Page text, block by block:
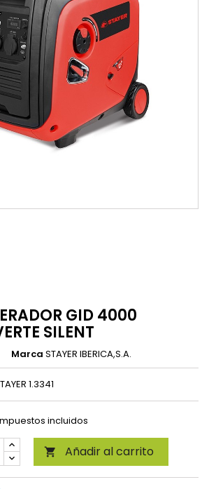
GID 4000
SILENT
Marca STAYER IBERICA,S.A.
1.3341
incluidos
 Añadir al carrito